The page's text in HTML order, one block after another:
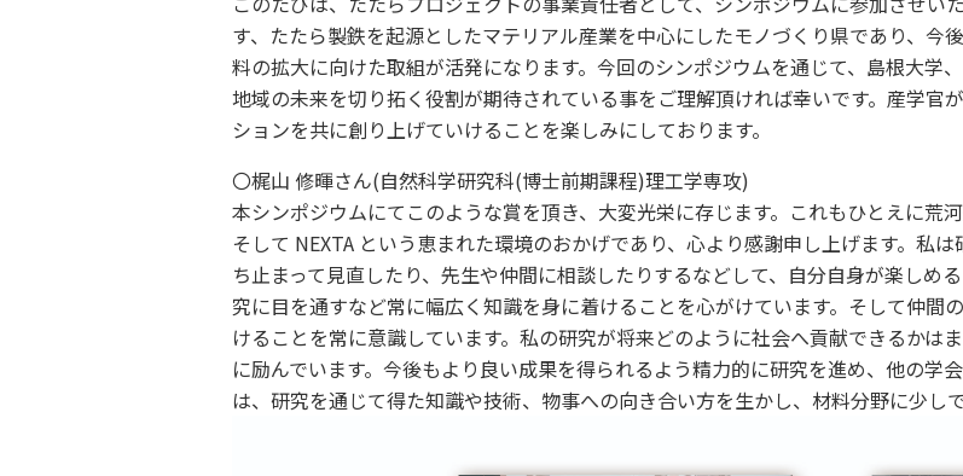
す、たたら製鉄を起源としたマテリアル産業を中心にしたモノづくり県であり、今
料の拡大に向けた取組が活発になります。今回のシンポジウムを通じて、島根大学
地域の未来を切り拓く役割が期待されている事をご理解頂ければ幸いです。産学官
ションを共に創り上げていけることを楽しみにしております。
〇梶山 修暉さん(自然科学研究科(博士前期課程)理工学専攻)
本シンポジウムにてこのような賞を頂き、大変光栄に存じます。これもひとえに荒
そして NEXTA という恵まれた環境のおかげであり、心より感謝申し上げます。私
ち止まって見直したり、先生や仲間に相談したりするなどして、自分自身が楽しめ
究に目を通すなど常に幅広く知識を身に着けることを心がけています。そして仲間
けることを常に意識しています。私の研究が将来どのように社会へ貢献できるかは
に励んでいます。今後もより良い成果を得られるよう精力的に研究を進め、他の学
は、研究を通じて得た知識や技術、物事への向き合い方を生かし、材料分野に少し